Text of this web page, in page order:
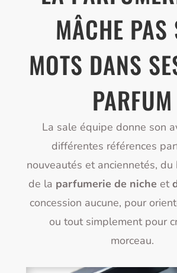
MÂCHE PAS
MOTS DANS
PARFUM
La sale équipe donne son
différentes références
nouveautés et anciennetés, du
de la parfumerie de niche et
concession aucune, pour
ou tout simplement pour
morceau.